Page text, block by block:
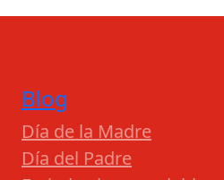
Blog
Día de la Madre
Día del Padre